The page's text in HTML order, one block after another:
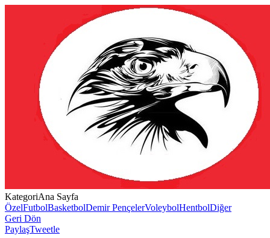
KategoriAna Sayfa
ÖzelFutbolBasketbolDemir PençelerVoleybolHentbolDiğer
Geri Dön
PaylaşTweetle